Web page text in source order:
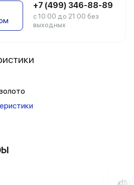
+7 (499) 346-88-89
с 10:00 до 21:00 без
выходных